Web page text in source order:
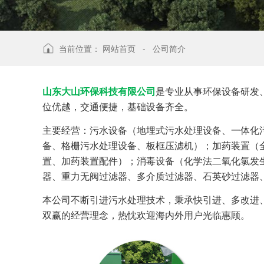
当前位置： 网站首页 - 公司简介
山东大山环保科技有限公司是专业从事环保设备研
位优越，交通便捷，基础设备齐全。
主要经营：污水设备（地埋式污水处理设备、一体
备、格栅污水处理设备、板框压滤机）；加药装置
置、加药装置配件）；消毒设备（化学法二氧化氯
器、重力无阀过滤器、多介质过滤器、石英砂过滤
本公司不断引进污水处理技术，秉承快引进、多改
双赢的经营理念，热忱欢迎海内外用户光临惠顾。